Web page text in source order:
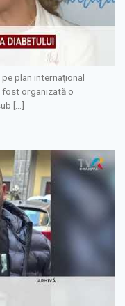
plan internaţional
fost organizată o
[…]